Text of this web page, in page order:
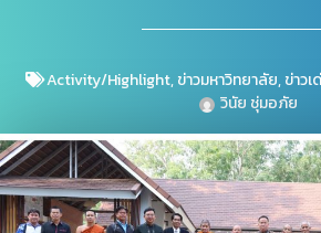
Activity/Highlight,ข่าวมหาวิทยาลัย,ข่าวเ
วินัย ชุ่มอภัย